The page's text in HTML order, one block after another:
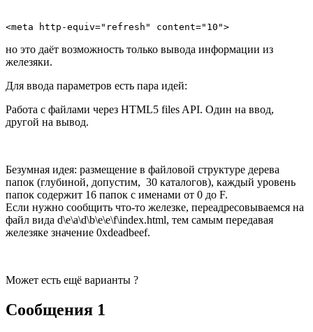
но это даёт возможность только вывода информации из
железяки.
Для ввода параметров есть пара идей:
Работа с файлами через HTML5 files API. Один на ввод,
другой на вывод.
Безумная идея: размещение в файловой структуре дерева
папок (глубиной, допустим, 30 каталогов), каждый уровень
папок содержит 16 папок с именами от 0 до F.
Если нужно сообщить что-то железке, переадресовываемся на
файл вида d\e\a\d\b\e\e\f\index.html, тем самым передавая
железяке значение 0xdeadbeef.
Может есть ещё варианты ?
Сообщения 1